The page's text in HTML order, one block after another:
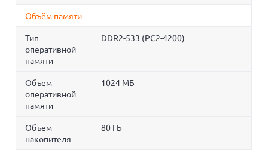
Объём памяти
Тип
оперативной
памяти
DDR2-533 (PC2-4200)
Объем
оперативной
памяти
1024 МБ
Объем
накопителя
80 ГБ